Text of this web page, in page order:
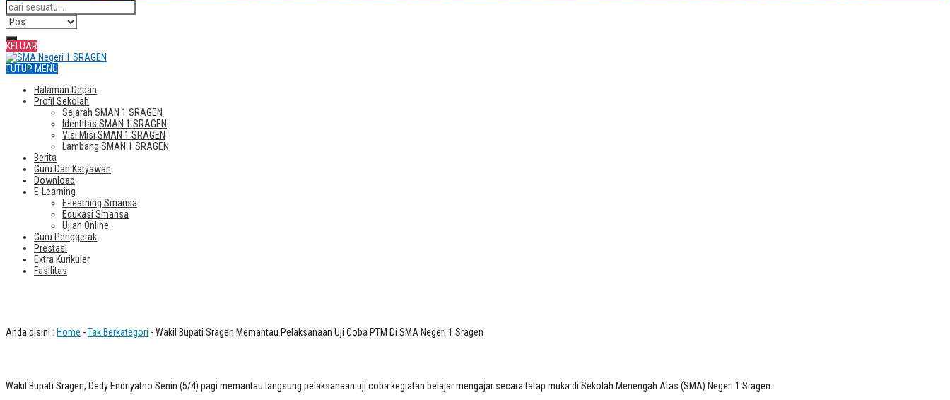
KELUAR
TUTUP MENU
Halaman Depan
Profil Sekolah
Sejarah SMAN 1 SRAGEN
Identitas SMAN 1 SRAGEN
Visi Misi SMAN 1 SRAGEN
Lambang SMAN 1 SRAGEN
Berita
Guru Dan Karyawan
Download
E-Learning
E-learning Smansa
Edukasi Smansa
Ujian Online
Guru Penggerak
Prestasi
Extra Kurikuler
Fasilitas
Anda disini : Home -Tak Berkategori - Wakil Bupati Sragen Memantau Pelaksanaan Uji Coba PTM Di SMA Negeri 1 Sragen
Wakil Bupati Sragen, Dedy Endriyatno Senin (5/4) pagi memantau langsung pelaksanaan uji coba kegiatan belajar mengajar secara tatap muka di Sekolah Menengah Atas (SMA) Negeri 1 Sragen.